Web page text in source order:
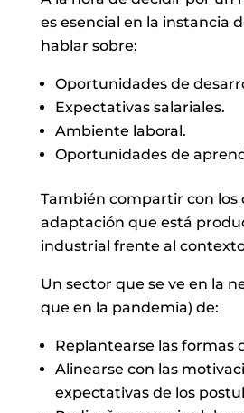
es esencial en la instancia
hablar sobre:
Oportunidades de
Expectativas salariales.
Ambiente laboral.
Oportunidades de
También compartir con los
adaptación que está
industrial frente al
Un sector que se ve en la
que en la pandemia) de:
Replantearse las formas
Alinearse con las
expectativas de los